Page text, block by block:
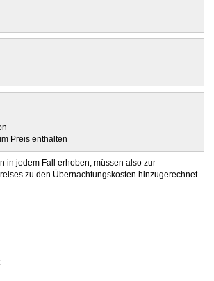
Preis enthalten
in jedem Fall erhoben, müssen also zur
zu den Übernachtungskosten hinzugerechnet